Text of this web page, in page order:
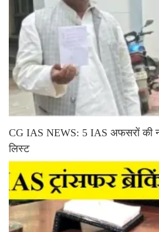
CG IAS NEWS: 5 IAS अफसरों की
लिस्ट